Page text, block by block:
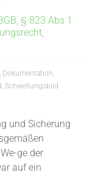
§ 823 Abs 1
Dokumentation
,Schwellungsbild
und Sicherung
ge der
auf ein